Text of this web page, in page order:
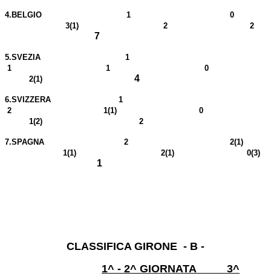
4. BELGIO
1 0
3(1) 2 2
7
5.SVEZIA 1
1
1
0
2(1) 4
6.SVIZZERA 1
2
1(1)
0
1(2) 2
7.SPAGNA 2 2(1)
1(1) 2(1) 0(3)
1
CLASSIFICA GIRONE - B -
1^ - 2^ GIORNATA 3^